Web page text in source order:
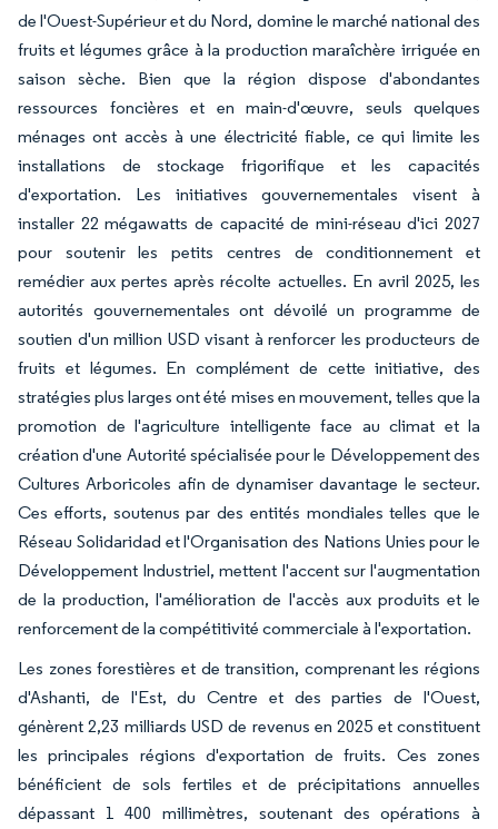
de l'Ouest-Supérieur et du Nord, domine le marché national des
fruits et légumes grâce à la production maraîchère irriguée en
saison sèche. Bien que la région dispose d'abondantes
ressources foncières et en main-d'œuvre, seuls quelques
ménages ont accès à une électricité fiable, ce qui limite les
installations de stockage frigorifique et les capacités
d'exportation. Les initiatives gouvernementales visent à
installer 22 mégawatts de capacité de mini-réseau d'ici 2027
pour soutenir les petits centres de conditionnement et
remédier aux pertes après récolte actuelles. En avril 2025, les
autorités gouvernementales ont dévoilé un programme de
soutien d'un million USD visant à renforcer les producteurs de
fruits et légumes. En complément de cette initiative, des
stratégies plus larges ont été mises en mouvement, telles que la
promotion de l'agriculture intelligente face au climat et la
création d'une Autorité spécialisée pour le Développement des
Cultures Arboricoles afin de dynamiser davantage le secteur.
Ces efforts, soutenus par des entités mondiales telles que le
Réseau Solidaridad et l'Organisation des Nations Unies pour le
Développement Industriel, mettent l'accent sur l'augmentation
de la production, l'amélioration de l'accès aux produits et le
renforcement de la compétitivité commerciale à l'exportation.
Les zones forestières et de transition, comprenant les régions
d'Ashanti, de l'Est, du Centre et des parties de l'Ouest,
génèrent 2,23 milliards USD de revenus en 2025 et constituent
les principales régions d'exportation de fruits. Ces zones
bénéficient de sols fertiles et de précipitations annuelles
dépassant 1 400 millimètres, soutenant des opérations à